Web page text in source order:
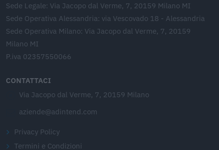
Sede Legale: Via Jacopo dal Verme, 7, 20159 Milano MI
Sede Operativa Alessandria: via Vescovado 18 - Alessandria
Sede Operativa Milano: Via Jacopo dal Verme, 7, 20159
Milano MI
P.iva 02357550066
CONTATTACI
Via Jacopo dal Verme, 7, 20159 Milano
aziende@adintend.com
Privacy Policy
Termini e Condizioni